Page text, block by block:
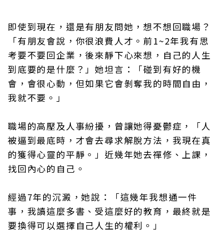
即使到現在，還是有朋友問她，想不想回職場？
「有朋友會說，你很浪費人才。前1~2年我有思
考要不要回企業，後來靜下心來想，自己的人生
到底要的是什麼？」她坦言：「碰到有好的機
會，會很心動，但如果它會剝奪我的時間自由，
我就不要。」
職場的高壓及人事紛擾，曾讓她得憂鬱症，「人
被逼到最底時，才會去尋求解脫方法，我現在真
的獲得心靈的平靜。」近幾年她去禪修、上課，
找回內心的自己。
經過7年的沉澱，她說：「這幾年我想通一件
事，我讀這麼多書、受這麼好的教育，最終就是
要換得可以選擇自己人生的權利。」